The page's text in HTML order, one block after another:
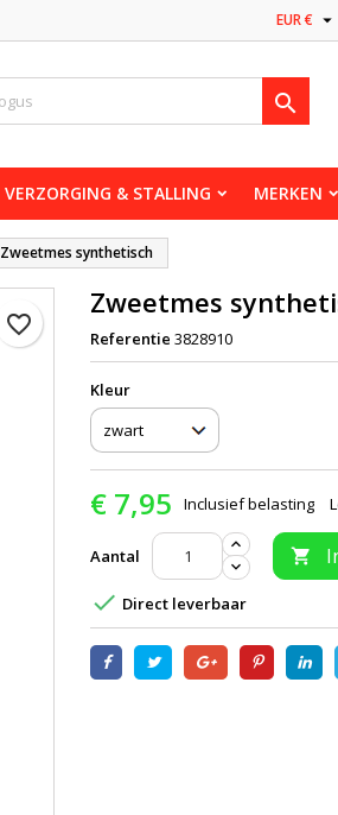
EUR € 

VERZORGING & STALLING MERKEN
Zweetmes synthetisch
favorite_border
Zweetmes
Referentie 3828910
Kleur
€ 7,95 Inclusief belasting
Aantal 
 Direct leverbaar